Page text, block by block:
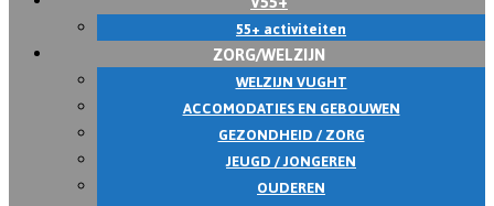
55+ activiteiten
ZORG/WELZIJN
WELZIJN VUGHT
ACCOMODATIES EN GEBOUWEN
GEZONDHEID / ZORG
JEUGD / JONGEREN
OUDEREN